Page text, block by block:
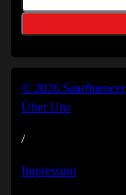
© 2026 Saarfluencer
Über Uns
/
Impressum